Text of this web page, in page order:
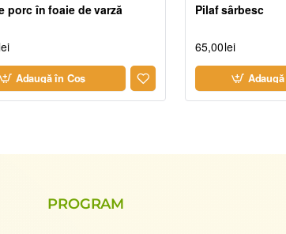
porc în foaie de varză
Adaugă în Coş
Pilaf sârbesc
65,00lei
PROGRAM